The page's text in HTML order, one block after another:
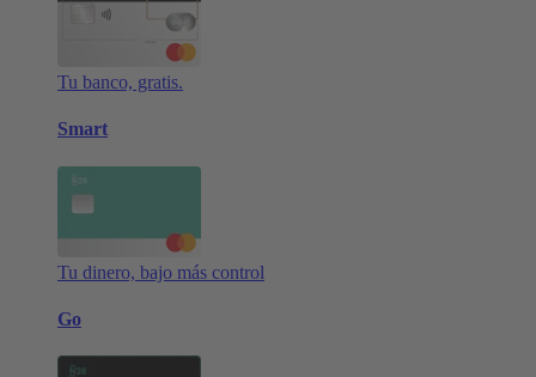
Tu banco, gratis.
Smart
Tu dinero, bajo más control
Go